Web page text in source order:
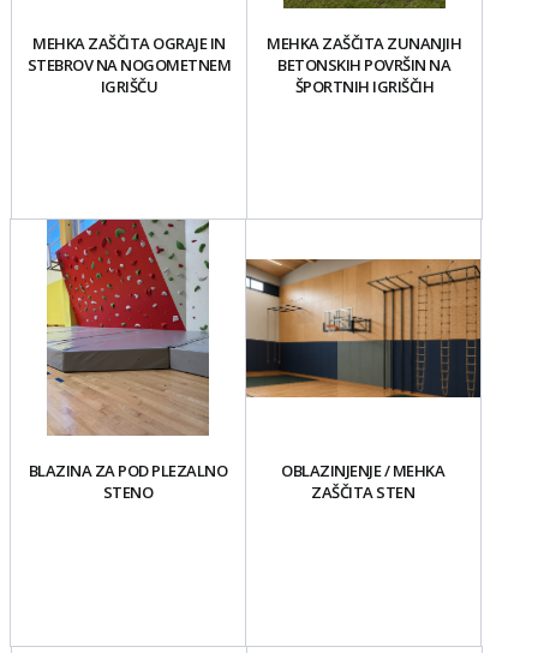
MEHKA ZAŠČITA OGRAJE IN
STEBROV NA NOGOMETNEM
IGRIŠČU
MEHKA ZAŠČITA ZUNANJIH
BETONSKIH POVRŠIN NA
ŠPORTNIH IGRIŠČIH
BLAZINA ZA POD PLEZALNO
STENO
OBLAZINJENJE / MEHKA
ZAŠČITA STEN